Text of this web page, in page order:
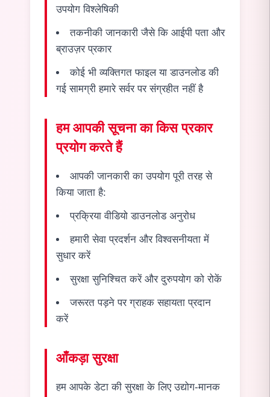
उपयोग विश्लेषिकी
तकनीकी जानकारी जैसे कि आईपी पता और
ब्राउज़र प्रकार
कोई भी व्यक्तिगत फाइल या डाउनलोड की
गई सामग्री हमारे सर्वर पर संग्रहीत नहीं है
हम आपकी सूचना का किस प्रकार
प्रयोग करते हैं
आपकी जानकारी का उपयोग पूरी तरह से
किया जाता है:
प्रक्रिया वीडियो डाउनलोड अनुरोध
हमारी सेवा प्रदर्शन और विश्वसनीयता में
सुधार करें
सुरक्षा सुनिश्चित करें और दुरुपयोग को रोकें
जरूरत पड़ने पर ग्राहक सहायता प्रदान
करें
आँकड़ा सुरक्षा
हम आपके डेटा की सुरक्षा के लिए उद्योग-मानक